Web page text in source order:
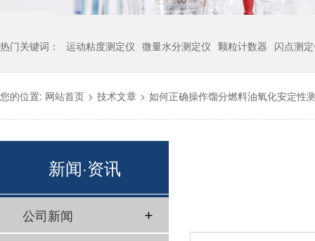
热门关键词： 运动粘度测定仪 微量水分测定仪 颗粒计数器 闪点测
您的位置: 网站首页 > 技术文章 > 如何正确操作馏分燃料油氧化安定性
新闻·资讯
公司新闻